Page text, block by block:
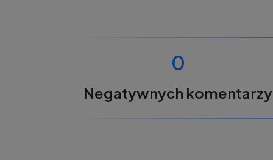
0
Negatywnych komentarzy